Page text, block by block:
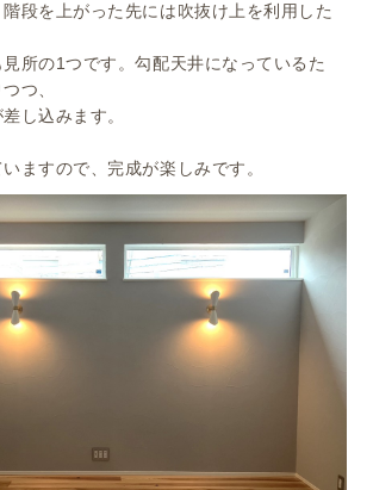
段を上がった先には吹抜け上を利用した
所の1つです。勾配天井になっているた
つ、
し込みます。
ますので、完成が楽しみです。